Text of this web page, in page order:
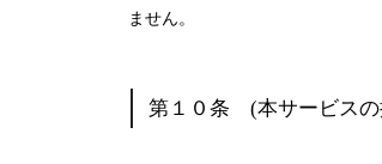
ません。
第１０条 (本サービスの